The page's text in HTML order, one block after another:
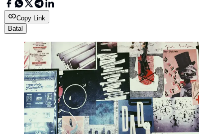
Copy Link
Batal